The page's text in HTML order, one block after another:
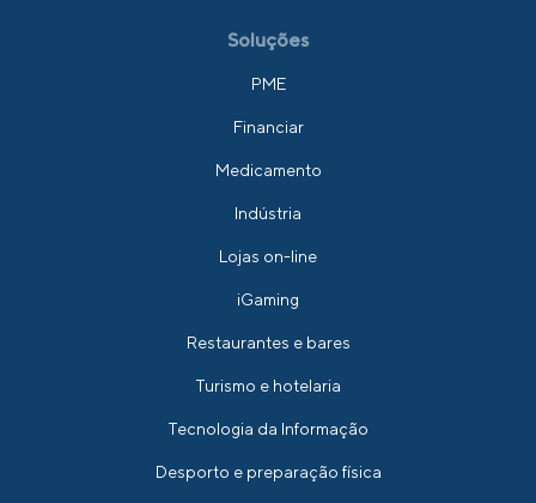
Soluções
PME
Financiar
Medicamento
Indústria
Lojas on-line
iGaming
Restaurantes e bares
Turismo e hotelaria
Tecnologia da Informação
Desporto e preparação física